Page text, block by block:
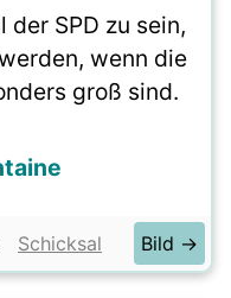
der SPD zu sein,
wenn die
groß sind.
Schicksal Bild →